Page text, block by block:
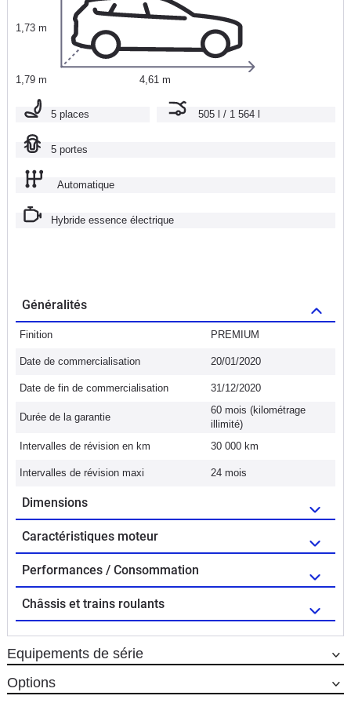
1,73 m
1,79 m 4,61 m
5 places 505 l / 1 564 l
5 portes
Automatique
Hybride essence électrique
Généralités
Finition PREMIUM
Date de commercialisation 20/01/2020
Date de fin de commercialisation 31/12/2020
Durée de la garantie
60 mois (kilométrage
illimité)
Intervalles de révision en km
30 000 km
Intervalles de révision maxi 24 mois
Dimensions
Caractéristiques moteur
Performances / Consommation
Châssis et trains roulants
Equipements de série
Options